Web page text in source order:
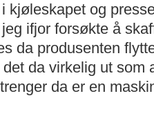
kjøleskapet og
ifjor forsøkte å
da produsenten
da virkelig ut som
da er en